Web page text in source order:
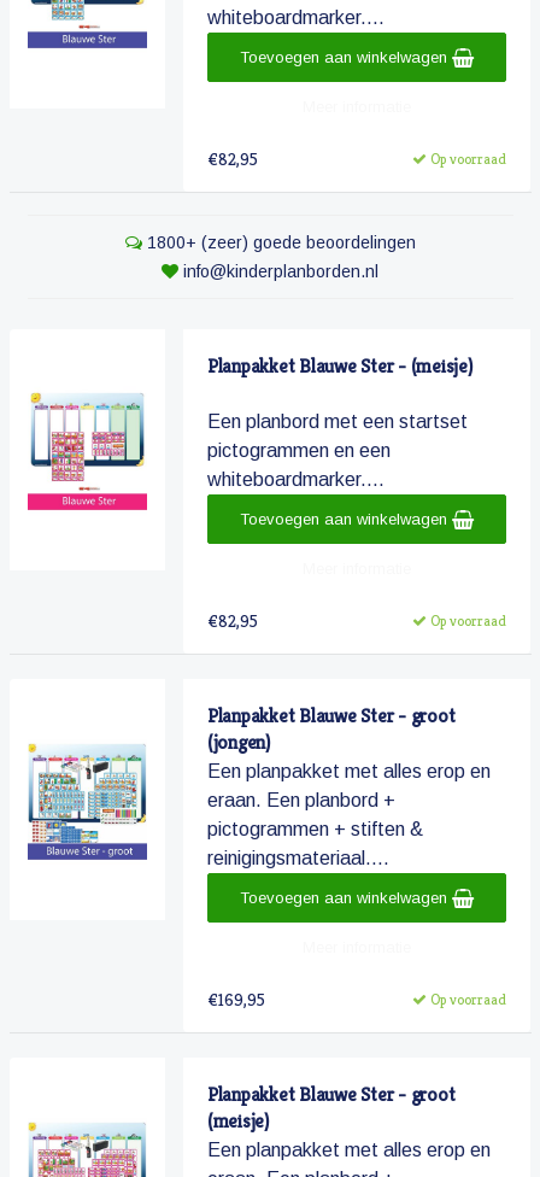
whiteboardmarker....
€82,95 Op voorraad
Toevoegen aan winkelwagen
1800+ (zeer) goede beoordelingen
info@kinderplanborden.nl
Planpakket Blauwe Ster - (meisje)
Een planbord met een startset
pictogrammen en een
whiteboardmarker....
€82,95 Op voorraad
Toevoegen aan winkelwagen
Planpakket Blauwe Ster - groot
(jongen)
Een planpakket met alles erop en
eraan. Een planbord +
pictogrammen + stiften &
reinigingsmateriaal....
€169,95 Op voorraad
Toevoegen aan winkelwagen
Planpakket Blauwe Ster - groot
(meisje)
Een planpakket met alles erop en